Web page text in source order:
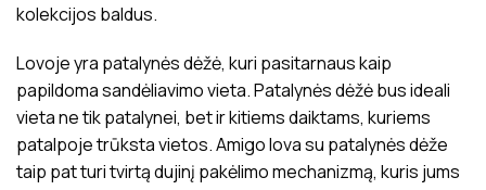
kolekcijos baldus.
Lovoje yra patalynės dėžė, kuri pasitarnaus kaip
papildoma sandėliavimo vieta. Patalynės dėžė bus ideali
vieta ne tik patalynei, bet ir kitiems daiktams, kuriems
patalpoje trūksta vietos. Amigo lova su patalynės dėže
taip pat turi tvirtą dujinį pakėlimo mechanizmą, kuris jums